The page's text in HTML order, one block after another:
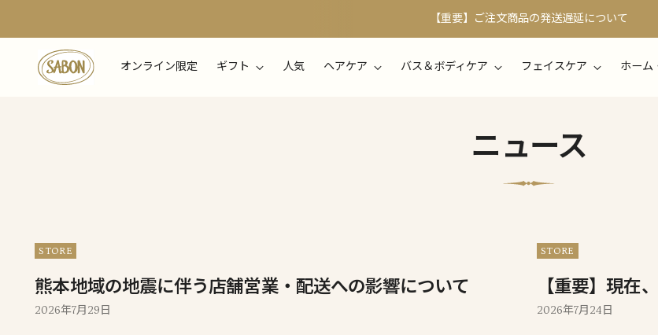
【重要】ご注文商品の発送遅延について
オンライン限定 ギフト 人気 ヘアケア バス＆ボディケア フェイスケア ホーム
ニュース
STORE
熊本地域の地震に伴う店舗営業・配送への影響について
2026年7月29日
STORE
【重要】現在
2026年7月24日